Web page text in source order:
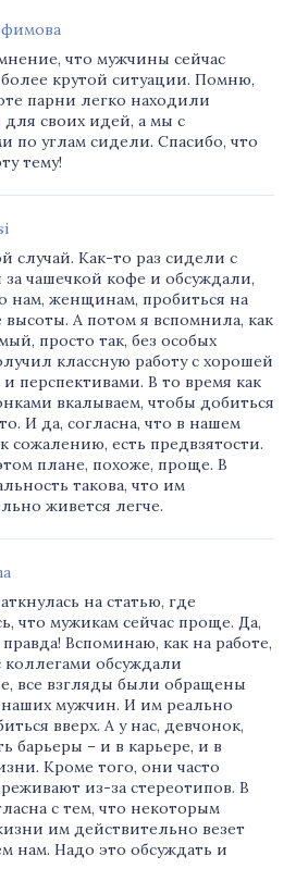
что мужчины сейчас
крутой ситуации. Помню,
парни легко находили
для своих идей, а мы с
по углам сидели. Спасибо, что
тему!
случай. Как-то раз сидели с
за чашечкой кофе и обсуждали,
нам, женщинам, пробиться на
высоты. А потом я вспомнила, как
просто так, без особых
классную работу с хорошей
перспективами. В то время как
вкалываем, чтобы добиться
И да, согласна, что в нашем
сожалению, есть предвзятости.
плане, похоже, проще. В
такова, что им
живется легче.
на статью, где
что мужикам сейчас проще. Да,
Вспоминаю, как на работе,
коллегами обсуждали
все взгляды были обращены
мужчин. И им реально
вверх. А у нас, девчонок,
барьеры – и в карьере, и в
Кроме того, они часто
из-за стереотипов. В
с тем, что некоторым
им действительно везет
нам. Надо это обсуждать и